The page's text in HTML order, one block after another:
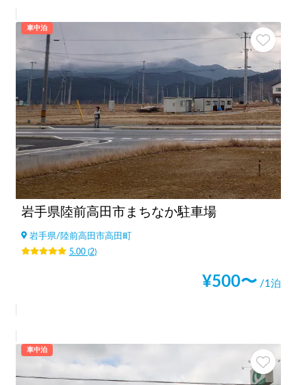
車中泊
岩手県陸前高田市まちなか駐車場
岩手県/ 陸前高田市高田町
5.00(2)
¥500〜 /1泊
車中泊